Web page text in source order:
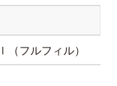
フルフィル）